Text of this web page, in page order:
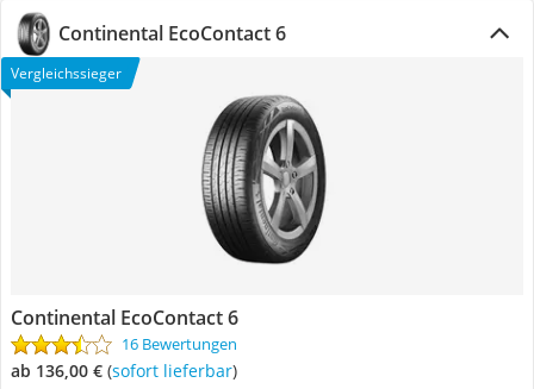
Continental EcoContact 6
Vergleichssieger
Continental EcoContact 6
16 Bewertungen
ab 136,00 € ( Sofort lieferbar)